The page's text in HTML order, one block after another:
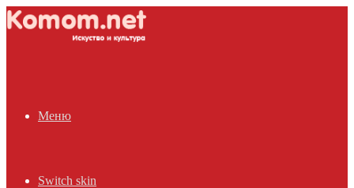
Меню
Switch skin